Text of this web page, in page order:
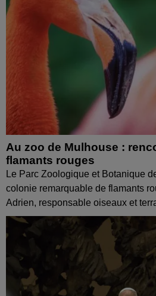
Au zoo de Mulhouse :
flamants rouges
Le Parc Zoologique et Botanique
colonie remarquable de flamants
Adrien, responsable oiseaux et